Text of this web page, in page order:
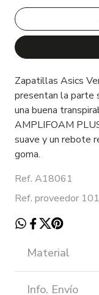
Zapatillas Asics
presentan la parte
una buena
AMPLIFOAM
suave y un rebote
goma.
Ref. A18061
Ref. proveedor
Material
Info. Envío